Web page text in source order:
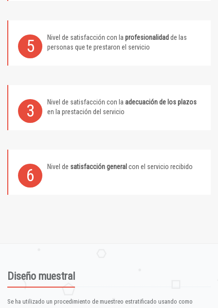
5 Nivel de satisfacción con la profesionalidad de las
personas que te prestaron el servicio
3 Nivel de satisfacción con la adecuación de los plazos
en la prestación del servicio
6 Nivel de satisfacción general con el servicio recibido
Diseño muestral
Se ha utilizado un procedimiento de muestreo estratificado usando como